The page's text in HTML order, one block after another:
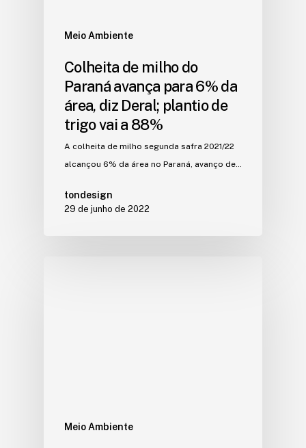
Meio Ambiente
Colheita de milho do
Paraná avança para 6% da
área, diz Deral; plantio de
trigo vai a 88%
A colheita de milho segunda safra 2021/22
alcançou 6% da área no Paraná, avanço de…
tondesign
29 de junho de 2022
Meio Ambiente